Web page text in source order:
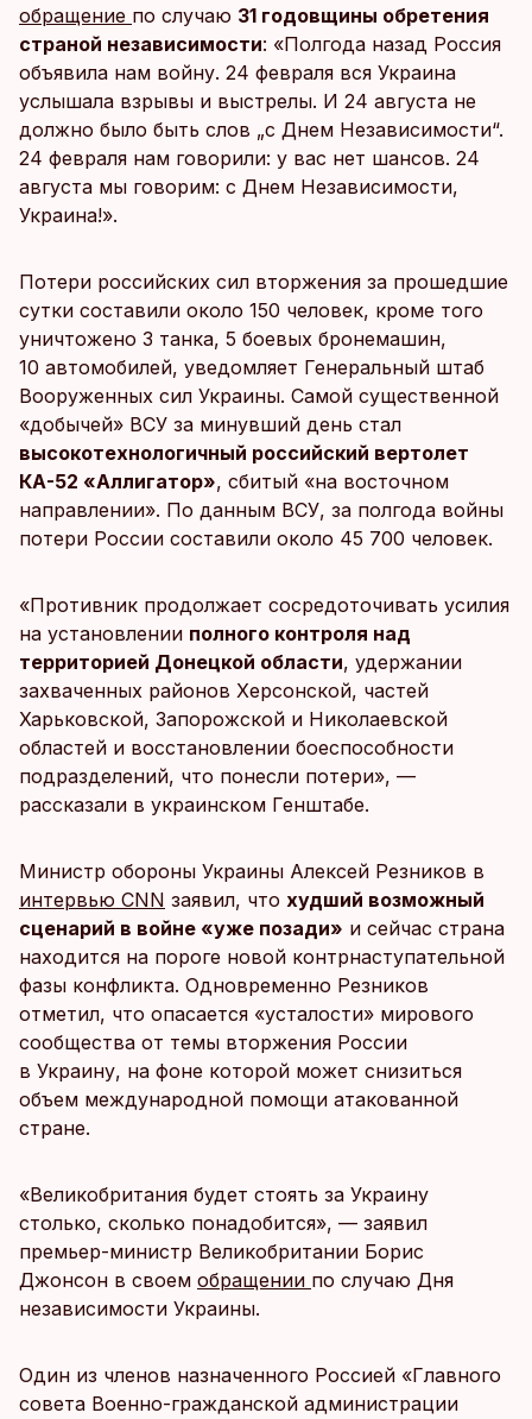
обращение по случаю 31 годовщины обретения
страной независимости: «Полгода назад Россия
объявила нам войну. 24 февраля вся Украина
услышала взрывы и выстрелы. И 24 августа не
должно было быть слов „с Днем Независимости“.
24 февраля нам говорили: у вас нет шансов. 24
августа мы говорим: с Днем Независимости,
Украина!».
Потери российских сил вторжения за прошедшие
сутки составили около 150 человек, кроме того
уничтожено 3 танка, 5 боевых бронемашин,
10 автомобилей, уведомляет Генеральный штаб
Вооруженных сил Украины. Самой существенной
«добычей» ВСУ за минувший день стал
высокотехнологичный российский вертолет
КА-52 «Аллигатор», сбитый «на восточном
направлении». По данным ВСУ, за полгода войны
потери России составили около 45 700 человек.
«Противник продолжает сосредоточивать усилия
на установлении полного контроля над
территорией Донецкой области, удержании
захваченных районов Херсонской, частей
Харьковской, Запорожской и Николаевской
областей и восстановлении боеспособности
подразделений, что понесли потери», —
рассказали в украинском Генштабе.
Министр обороны Украины Алексей Резников в
интервью CNN заявил, что худший возможный
сценарий в войне «уже позади» и сейчас страна
находится на пороге новой контрнаступательной
фазы конфликта. Одновременно Резников
отметил, что опасается «усталости» мирового
сообщества от темы вторжения России
в Украину, на фоне которой может снизиться
объем международной помощи атакованной
стране.
«Великобритания будет стоять за Украину
столько, сколько понадобится», — заявил
премьер-министр Великобритании Борис
Джонсон в своем обращении по случаю Дня
независимости Украины.
Один из членов назначенного Россией «Главного
совета Военно-гражданской администрации